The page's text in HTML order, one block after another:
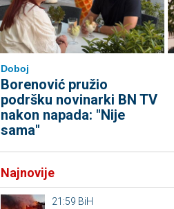
Doboj
Borenović pružio
podršku novinarki BN TV
nakon napada: "Nije
sama"
Najnovije
21:59 BiH